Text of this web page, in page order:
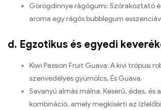
Görögdinnye rágógumi: Szórakoztató
aroma egy rágós bubblegum
d. Egzotikus és egyedi
Kiwi Passion Fruit Guava: A kivi trópusi
szenvedélyes gyümölcs, És Guava.
Savanyú almás málna: Keserű, édes, és
kombináció, amely megkísérti az